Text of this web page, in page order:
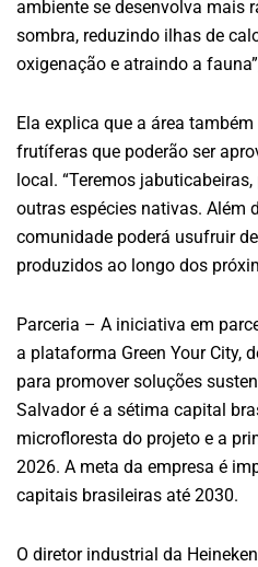
ambiente se desenvolva mais
sombra, reduzindo ilhas de
oxigenação e atraindo a
Ela explica que a área
frutíferas que poderão ser
local. “Teremos
outras espécies nativas. Além
comunidade poderá usufruir
produzidos ao longo dos
Parceria – A iniciativa em
a plataforma Green Your City,
para promover soluções
Salvador é a sétima capital
microfloresta do projeto e a
2026. A meta da empresa é
capitais brasileiras até 2030.
O diretor industrial da